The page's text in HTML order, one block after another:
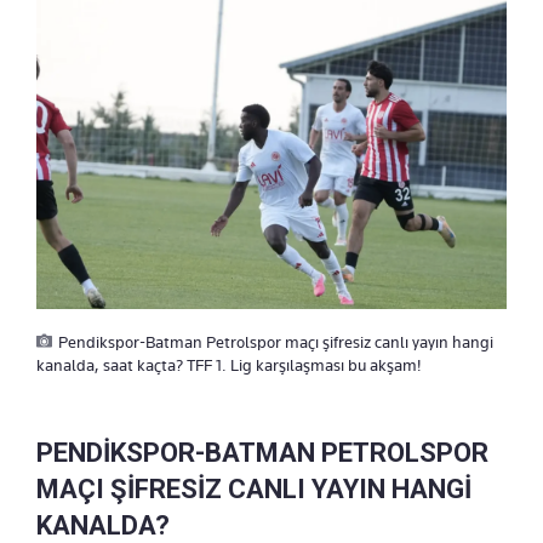
Pendikspor-Batman Petrolspor maçı şifresiz canlı yayın hangi
kanalda, saat kaçta? TFF 1. Lig karşılaşması bu akşam!
PENDİKSPOR-BATMAN PETROLSPOR
MAÇI ŞİFRESİZ CANLI YAYIN HANGİ
KANALDA?